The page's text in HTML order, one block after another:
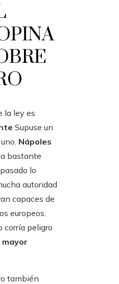
la ley es
Supuse un
Nápoles
bastante
lo
autoridad
capaces de
europeos.
corría peligro
también